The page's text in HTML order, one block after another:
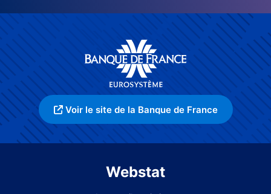
Voir le site de la Banque de France
Webstat